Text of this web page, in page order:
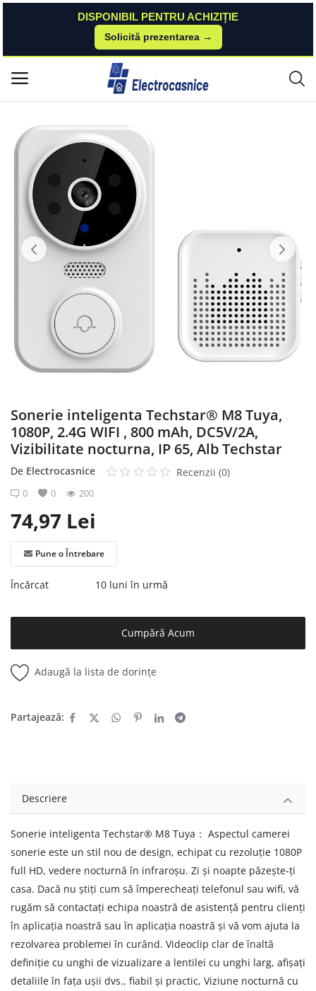
DISPONIBIL PENTRU ACHIZIȚIE
Solicită prezentarea →
Meniu principal
Acasă
Listă de dorințe
Contact
Blog
Înregistrare
Smart Home
Sonerie inteligenta Techstar® M8 Tuya, 1080P, 2.4G WIFI , 800 mAh, DC5
V/2A, Vizibilitate nocturna, IP 65, Alb Techstar
Sonerie inteligenta Techstar® M8 Tuya,
1080P, 2.4G WIFI , 800 mAh, DC5V/2A,
Vizibilitate nocturna, IP 65, Alb Techstar
De Electrocasnice Recenzii (0)
0 0 200
74,97 Lei
Pune o Întrebare
Încărcat 10 luni în urmă
Cumpără Acum
Adaugă la lista de dorințe
Partajează:
Descriere
Sonerie inteligenta Techstar® M8 Tuya： Aspectul camerei
sonerie este un stil nou de design, echipat cu rezoluție 1080P
full HD, vedere nocturnă în infraroșu. Zi și noapte păzește-ți
casa. Dacă nu știți cum să împerecheați telefonul sau wifi, vă
rugăm să contactați echipa noastră de asistență pentru clienți
în aplicația noastră sau în aplicația noastră și vă vom ajuta la
rezolvarea problemei în curând. Videoclip clar de înaltă
definiție cu unghi de vizualizare a lentilei cu unghi larg, afișați
detaliile în fața ușii dvs., fiabil și practic, Viziune nocturnă cu